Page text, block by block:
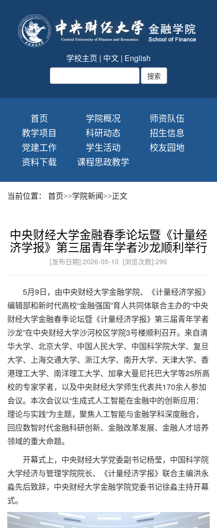
学校主页 | 中文 | English
首页 学院概况
师资队伍
教学项目
科研动态
招生信息
党建工作
学生活动
校友园地
资料下载
课程思政教学
当前位置： 首页>>学院新闻>>正文
中央财经大学金融春季论坛暨《计量经
济学报》第三届青年学者沙龙顺利举行
[发布日期]:2026-05-10 [浏览次数]:296
5月9日，由中央财经大学金融学院、《计量经济学报》
编辑部和新时代高校“金融强国”育人共同体联合主办的“中央
财经大学金融春季论坛暨《计量经济学报》第三届青年学者
沙龙”在中央财经大学沙河校区学院3号楼顺利召开。来自清
华大学、北京大学、中国人民大学、中国科学院大学、复旦
大学、上海交通大学、浙江大学、南开大学、天津大学、香
港理工大学、南洋理工大学、加拿大曼尼托巴大学等25所高
校的专家学者，以及中央财经大学师生代表共170余人参加
会议。本次会议以“生成式人工智能在金融中的创新应用：
理论与实践”为主题，聚焦人工智能与金融学科深度融合，
回应数智时代金融科研创新、金融改革发展、金融人才培养
领域的重大命题。
开幕式上，中央财经大学党委副书记杨莹，中国科学院
大学经济与管理学院院长、《计量经济学报》联合主编洪永
淼先后致辞，中央财经大学金融学院党委书记徐淼主持开幕
式。